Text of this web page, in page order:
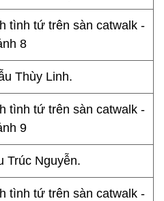
Thùy Linh.
Trúc Nguyễn.